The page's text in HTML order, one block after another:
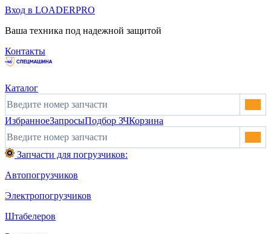
Вход в LOADERPRO
Ваша техника под надежной защитой
Контакты
Каталог
ИзбранноеЗапросыПодбор ЗЧКорзина
Запчасти для погрузчиков:
Автопогрузчиков
Электропогрузчиков
Штабелеров